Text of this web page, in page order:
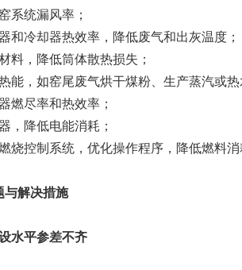
系统漏风率；
和冷却器热效率，降低废气和出灰温度；
料，降低筒体散热损失；
能，如窑尾废气烘干煤粉、生产蒸汽或
燃尽率和热效率；
，降低电能消耗；
烧控制系统，优化操作程序，降低燃料
与解决措施
水平参差不齐